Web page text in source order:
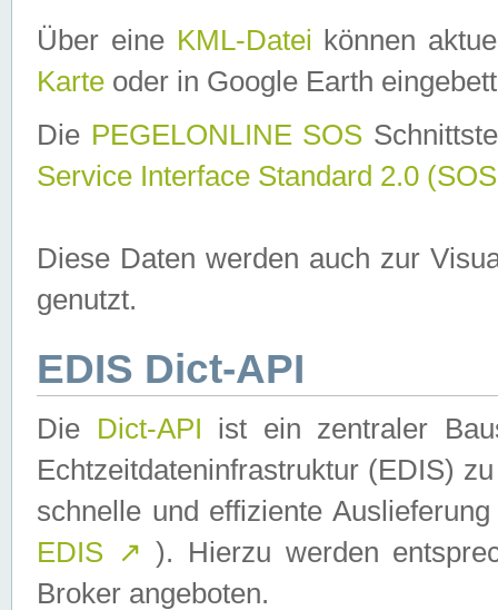
Über eine KML-Datei können
Karte oder in Google Earth
Die PEGELONLINE SOS
Service Interface Standard 2.0
Diese Daten werden auch zur
genutzt.
EDIS Dict-API
Die Dict-API ist ein zentraler
Echtzeitdateninfrastruktur (EDIS)
schnelle und effiziente
EDIS ↗ ). Hierzu werden
Broker angeboten.